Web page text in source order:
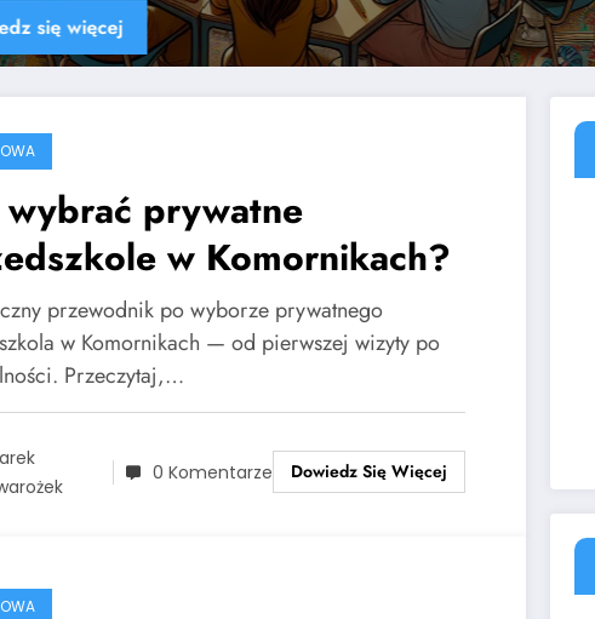
Dowiedz się więcej
wybrać prywatne
w Komornikach?
przewodnik po wyborze prywatnego
w Komornikach — od pierwszej wizyty po
Przeczytaj,…
0 Komentarze Dowiedz Się Więcej